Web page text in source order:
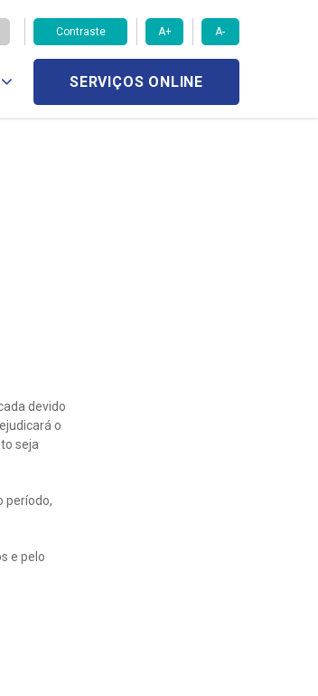
Contraste A+ A-
SERVIÇOS ONLINE
devido
o
seja
período,
e pelo